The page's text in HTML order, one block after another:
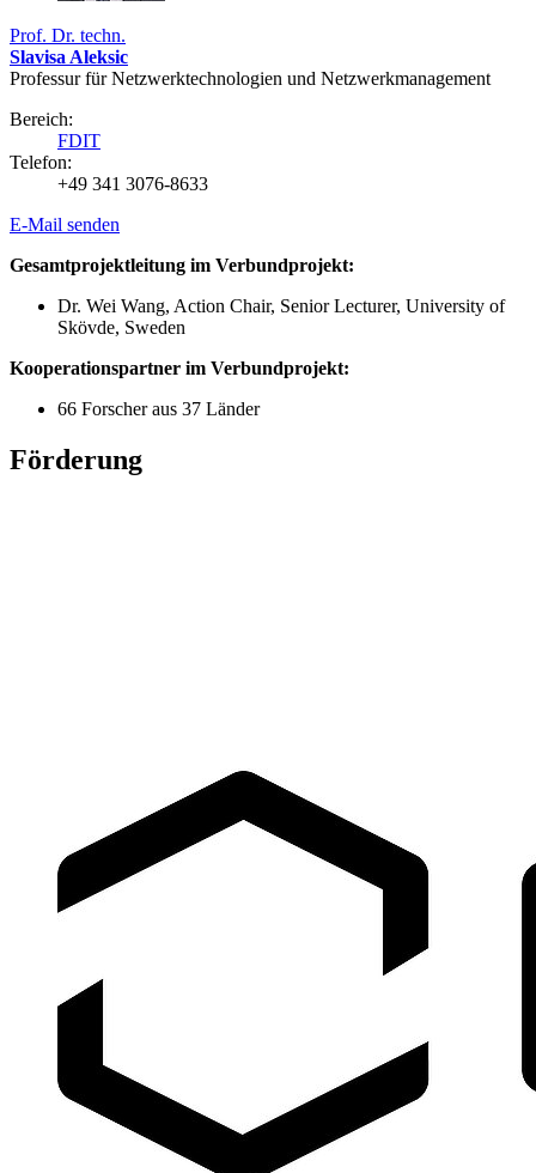
Prof. Dr. techn.
Slavisa Aleksic
Professur für Netzwerktechnologien und Netzwerkmanagement
Bereich:
FDIT
Telefon:
+49 341 3076-8633
E-Mail senden
Gesamtprojektleitung im Verbundprojekt:
Dr. Wei Wang, Action Chair, Senior Lecturer, University of
Skövde, Sweden
Kooperationspartner im Verbundprojekt:
66 Forscher aus 37 Länder
Förderung